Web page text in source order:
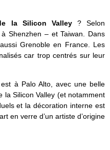
la Silicon Valley ? Selon
Shenzhen – et Taiwan. Dans
Grenoble en France. Les
car trop centrés sur leur
à Palo Alto, avec une belle
la Silicon Valley (et notamment
et la décoration interne est
en verre d’un artiste d’origine